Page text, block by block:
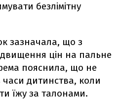
безлімітну
зазначала, що з
цін на пальне
пояснила, що не
дитинства, коли
їжу за талонами.